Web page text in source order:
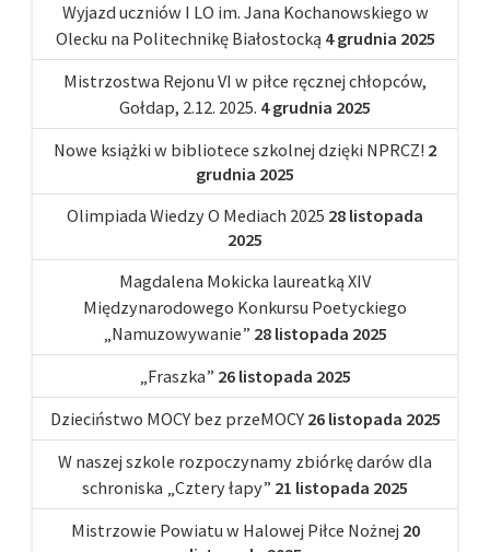
Wyjazd uczniów I LO im. Jana Kochanowskiego w
Olecku na Politechnikę Białostocką 4 grudnia 2025
Mistrzostwa Rejonu VI w piłce ręcznej chłopców,
Gołdap, 2.12. 2025. 4 grudnia 2025
Nowe książki w bibliotece szkolnej dzięki NPRCZ! 2
grudnia 2025
Olimpiada Wiedzy O Mediach 2025 28 listopada
2025
Magdalena Mokicka laureatką XIV
Międzynarodowego Konkursu Poetyckiego
„Namuzowywanie” 28 listopada 2025
„Fraszka” 26 listopada 2025
Dzieciństwo MOCY bez przeMOCY 26 listopada 2025
W naszej szkole rozpoczynamy zbiórkę darów dla
schroniska „Cztery łapy” 21 listopada 2025
Mistrzowie Powiatu w Halowej Piłce Nożnej 20